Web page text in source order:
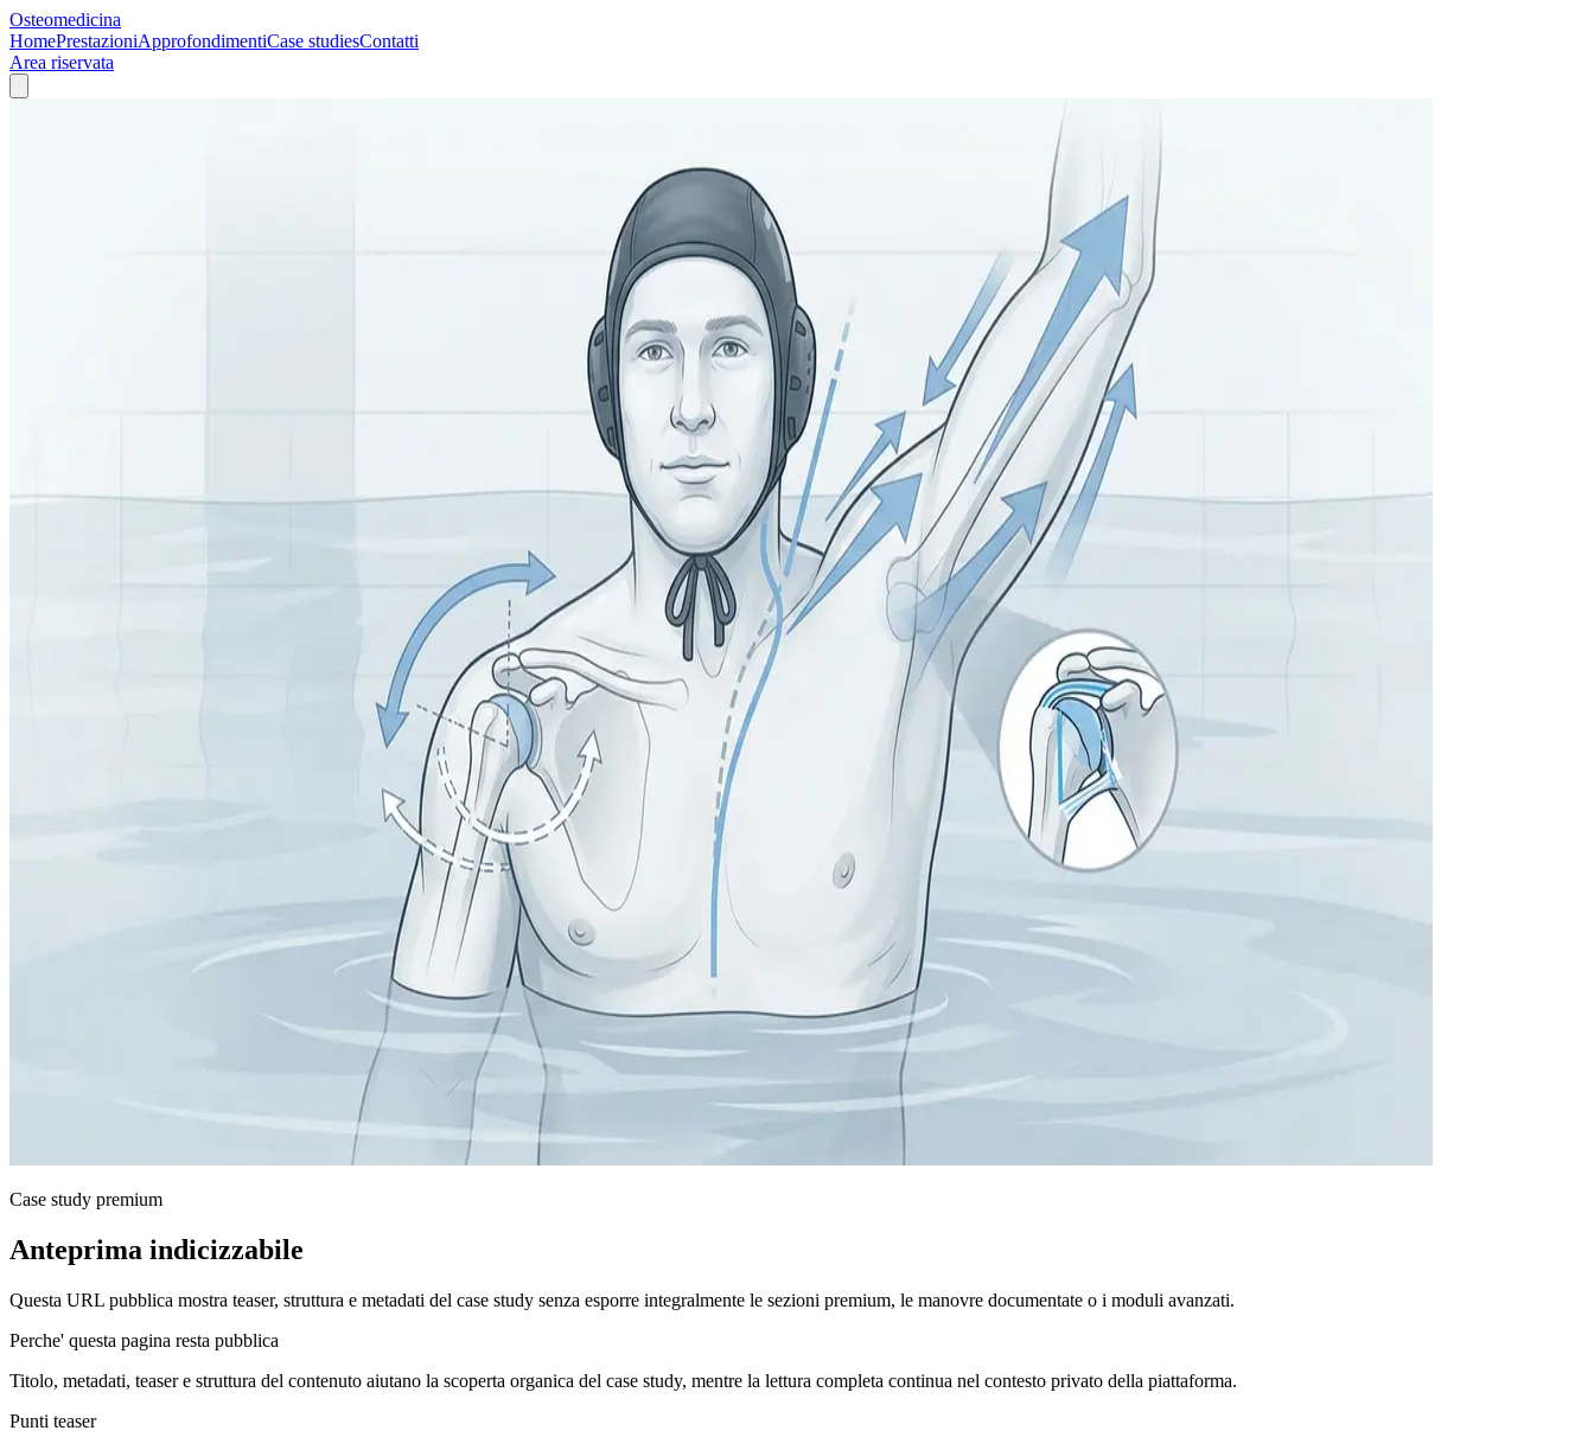
Osteomedicina
HomePrestazioniApprofondimentiCase studiesContatti
Area riservata
Case study premium
Anteprima indicizzabile
Questa URL pubblica mostra teaser, struttura e metadati del case study senza esporre integralmente le sezioni premium, le manovre documentate o i moduli avanzati.
Perche' questa pagina resta pubblica
Titolo, metadati, teaser e struttura del contenuto aiutano la scoperta organica del case study, mentre la lettura completa continua nel contesto privato della piattaforma.
Punti teaser